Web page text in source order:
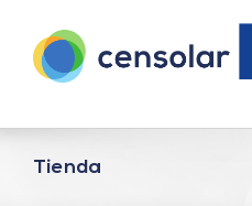
contenido
Tienda